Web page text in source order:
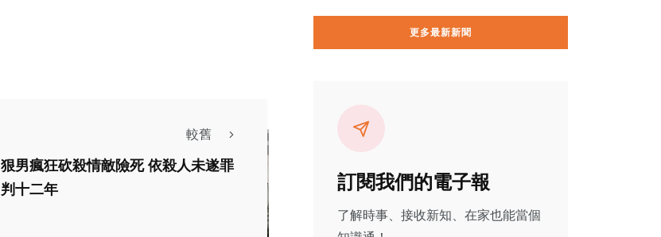
較舊
狠男瘋狂砍殺情敵險死 依殺人未遂罪
判十二年
更多最新新聞
訂閱我們的電子報
了解時事、接收新知、在家也能當個